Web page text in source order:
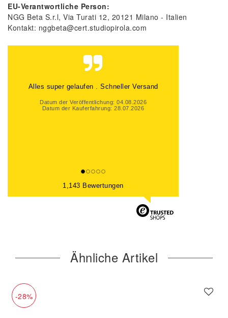
EU-Verantwortliche Person:
NGG Beta S.r.l Via Turati 12 20121 Milano
Italien
Kontakt: nggbeta@cert.studiopirola.com
Alles super gelaufen . Schneller Versand
Datum der Veröffentlichung: 04.08.2026
Datum der Kauferfahrung: 28.07.2026
1,143 Bewertungen
Ähnliche Artikel
-28%